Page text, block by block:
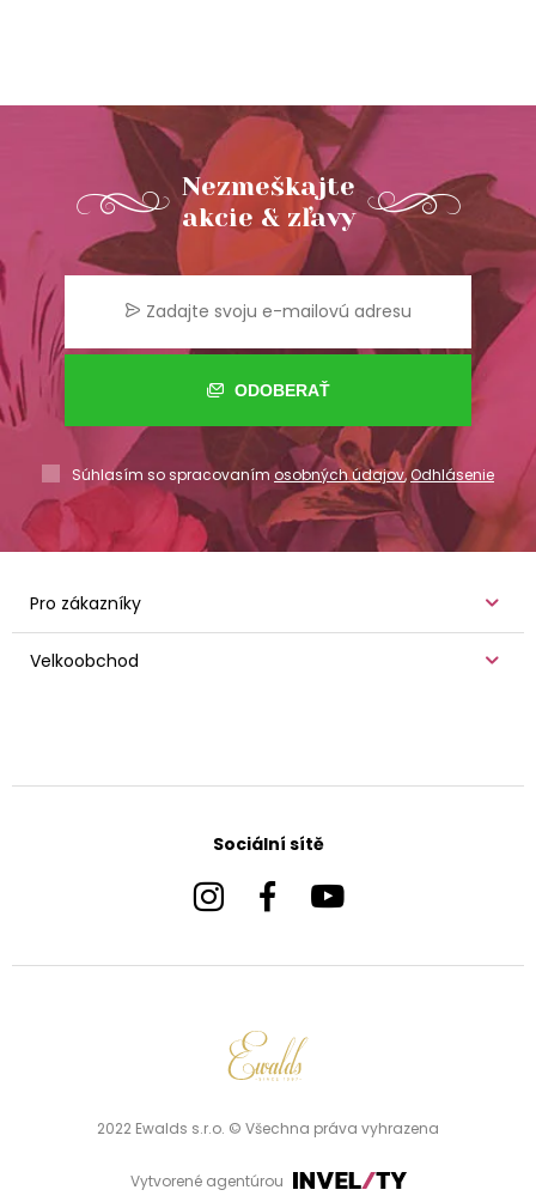
Nezmeškajte
akcie & zľavy
ODOBERAŤ
Súhlasím so spracovaním osobných údajov,Odhlásenie
Pro zákazníky
Velkoobchod
Sociální sítě
2022 Ewalds s.r.o. © Všechna práva vyhrazena
Vytvorené agentúrou